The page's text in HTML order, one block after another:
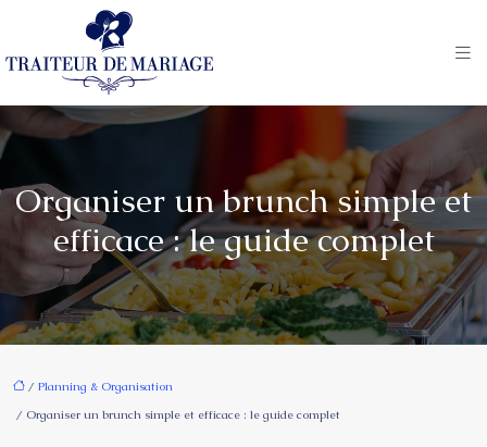
Organiser un brunch simple et
efficace : le guide complet
/ Planning & Organisation
/ Organiser un brunch simple et efficace : le guide complet